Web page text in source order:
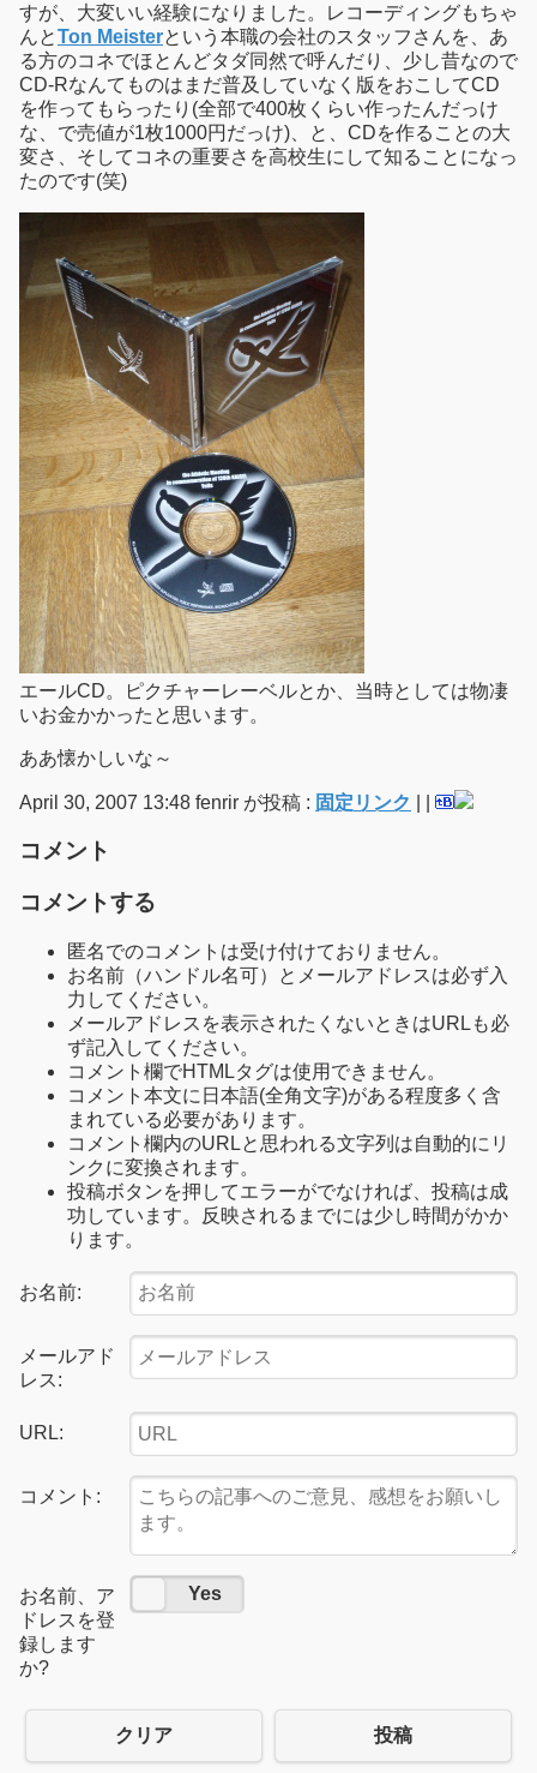
すが、大変いい経験になりました。レコーディングもちゃ
んとTon Meisterという本職の会社のスタッフさんを、あ
る方のコネでほとんどタダ同然で呼んだり、少し昔なので
CD-Rなんてものはまだ普及していなく版をおこしてCD
を作ってもらったり(全部で400枚くらい作ったんだっけ
な、で売値が1枚1000円だっけ)、と、CDを作ることの大
変さ、そしてコネの重要さを高校生にして知ることになっ
たのです(笑)
エールCD。ピクチャーレーベルとか、当時としては物凄
いお金かかったと思います。
ああ懐かしいな～
April 30, 2007 13:48 fenrir が投稿 : 固定リンク
コメント
コメントする
匿名でのコメントは受け付けておりません。
お名前（ハンドル名可）とメールアドレスは必ず入
力してください。
メールアドレスを表示されたくないときはURLも必
ず記入してください。
コメント欄でHTMLタグは使用できません。
コメント本文に日本語(全角文字)がある程度多く含
まれている必要があります。
コメント欄内のURLと思われる文字列は自動的にリ
ンクに変換されます。
投稿ボタンを押してエラーがでなければ、投稿は成
功しています。反映されるまでには少し時間がかか
ります。
お名前:
メールアド
レス:
URL:
コメント:
お名前、ア
ドレスを登
録します
か?
No Yes
クリア 投稿